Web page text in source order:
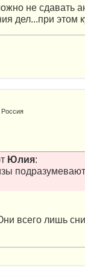
не сдавать
дел...при этом
Юлия:
всего лишь